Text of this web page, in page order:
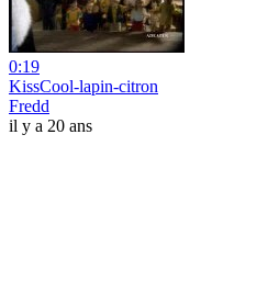
0:19
KissCool-lapin-citron
Fredd
il y a 20 ans